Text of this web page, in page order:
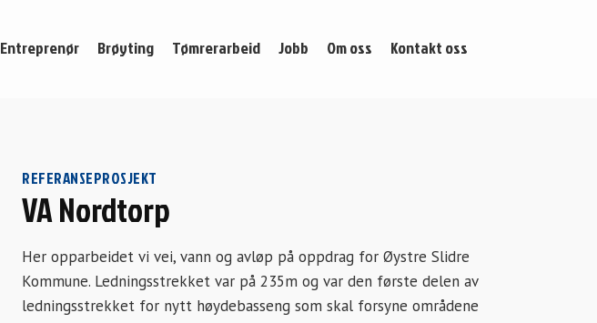
Entreprenør Brøyting Tømrerarbeid Jobb Om oss Kontakt oss
REFERANSEPROSJEKT
VA Nordtorp
Her opparbeidet vi vei, vann og avløp på oppdrag for Øystre Slidre
Kommune. Ledningsstrekket var på 235m og var den første delen av
ledningsstrekket for nytt høydebasseng som skal forsyne områdene